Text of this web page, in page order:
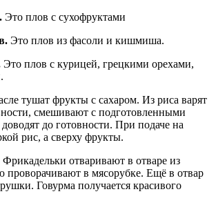
Это плов с сухофруктами
Это плов из фасоли и кишмиша.
Это плов с курицей, грецкими орехами,
тушат фрукты с сахаром. Из риса варят
смешивают с подготовленными
до готовности. При подаче на
рис, а сверху фрукты.
Фрикадельки отваривают в отваре из
проворачивают в мясорубке. Ещё в отвар
Говурма получается красивого